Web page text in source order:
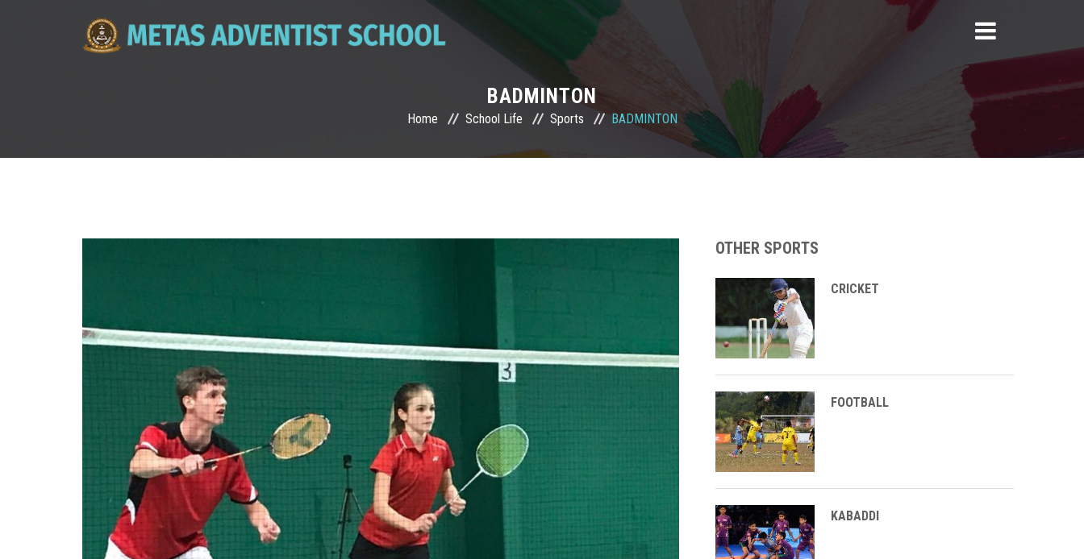
BADMINTON
Home School Life Sports BADMINTON
OTHER SPORTS
CRICKET
FOOTBALL
KABADDI